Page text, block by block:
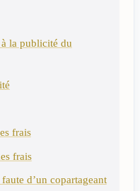
la publicité du
frais
frais
d’un copartageant